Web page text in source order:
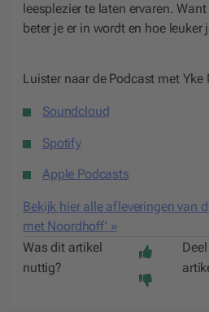
leesplezier te laten ervaren.
beter je er in wordt en hoe leuker
Luister naar de Podcast met Yke
Soundcloud
Spotify
Apple Podcasts
Bekijk hier alle afleveringen van
met Noordhoff’ »
Was dit artikel
nuttig?